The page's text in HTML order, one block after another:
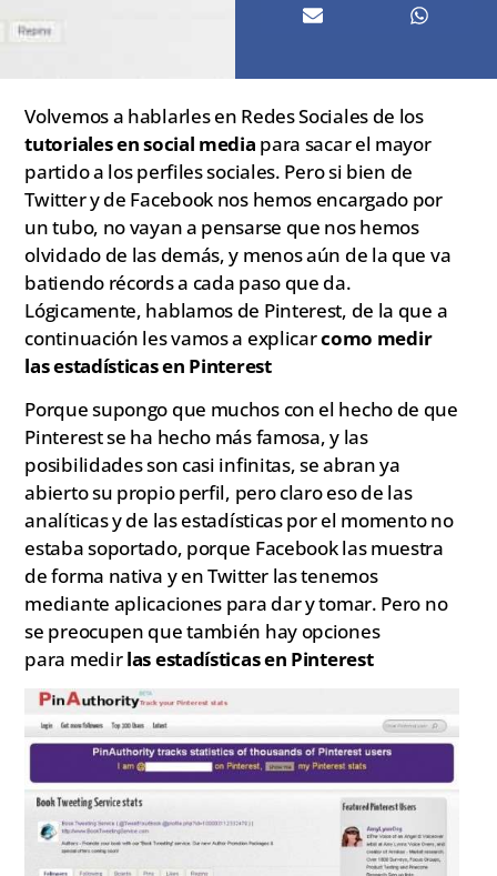
Volvemos a hablarles en Redes Sociales de los
tutoriales en social media para sacar el mayor
partido a los perfiles sociales. Pero si bien de
Twitter y de Facebook nos hemos encargado por
un tubo, no vayan a pensarse que nos hemos
olvidado de las demás, y menos aún de la que va
batiendo récords a cada paso que da.
Lógicamente, hablamos de Pinterest, de la que a
continuación les vamos a explicarcomo medir
las estadísticas en Pinterest
Porque supongo que muchos con el hecho de que
Pinterest se ha hecho más famosa, y las
posibilidades son casi infinitas, se abran ya
abierto su propio perfil, pero claro eso de las
analíticas y de las estadísticas por el momento no
estaba soportado, porque Facebook las muestra
de forma nativa y en Twitter las tenemos
mediante aplicaciones para dar y tomar. Pero no
se preocupen que también hay opciones
para medirlas estadísticas en Pinterest